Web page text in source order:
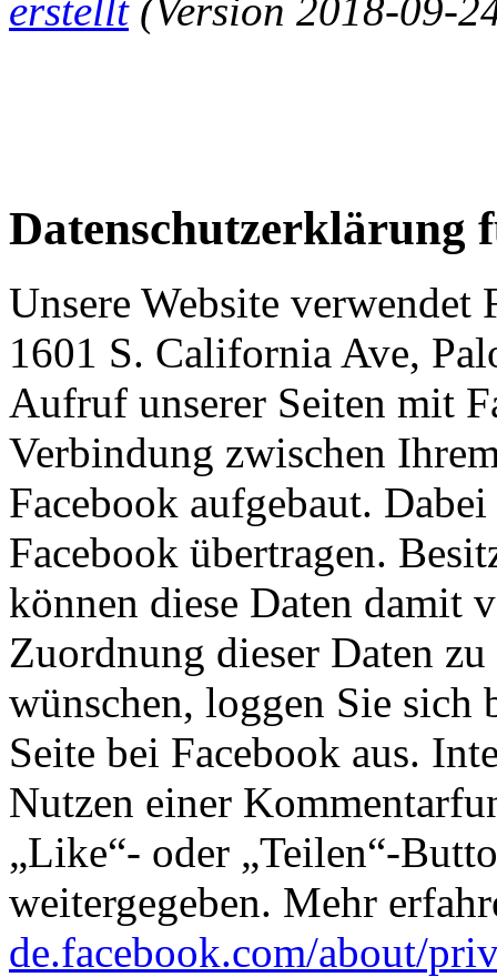
erstellt(Version 2018-09-
Datenschutzerklärung
Unsere Website
1601 S. California Ave,
Aufruf unserer Seiten mit
Verbindung zwischen
Facebook aufgebaut.
Facebook übertragen.
können diese Daten damit
Zuordnung dieser Daten
wünschen, loggen Sie sich
Seite bei Facebook aus.
Nutzen einer
„Like“- oder „Teilen“-
weitergegeben. Mehr
de.facebook.com/about/